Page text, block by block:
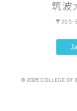
筑波
〒305-
© 2026 COLLEGE OF